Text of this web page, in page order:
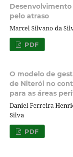
pelo atraso
Marcel Silvano da
PDF
O modelo de
de Niterói no
para as áreas
Daniel Ferreira
Silva
PDF